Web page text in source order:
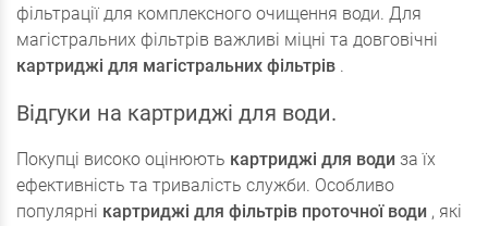
фільтрації для комплексного очищення води. Для
магістральних фільтрів важливі міцні та довговічні
картриджі для магістральних фільтрів .
Відгуки на картриджі для води.
Покупці високо оцінюють картриджі для води за їх
ефективність та тривалість служби. Особливо
популярні картриджі для фільтрів проточної води , які